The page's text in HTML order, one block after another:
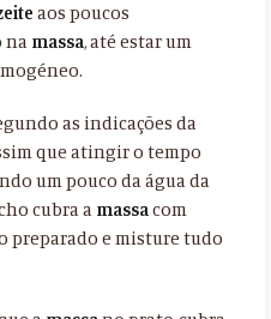
aos poucos
na massa, até estar um
as indicações da
que atingir o tempo
um pouco da água da
cubra a massacom
preparado e misture tudo